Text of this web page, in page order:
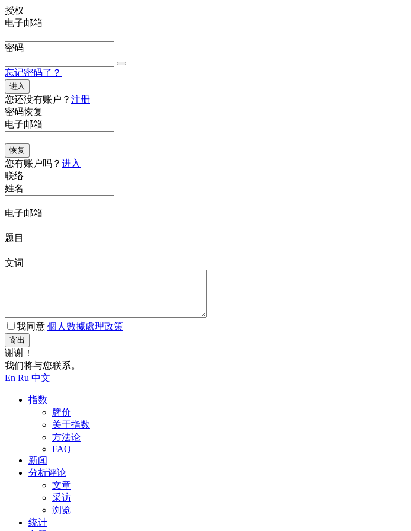
授权
电子邮箱
密码
忘记密码了？
进入
您还没有账户？ 注册
密码恢复
电子邮箱
恢复
您有账户吗？ 进入
联络
姓名
电子邮箱
题目
文词
我同意 個人數據處理政策
寄出
谢谢！
我们将与您联系。
En Ru 中文
指数
牌价
关于指数
方法论
FAQ
新闻
分析评论
文章
采访
浏览
统计